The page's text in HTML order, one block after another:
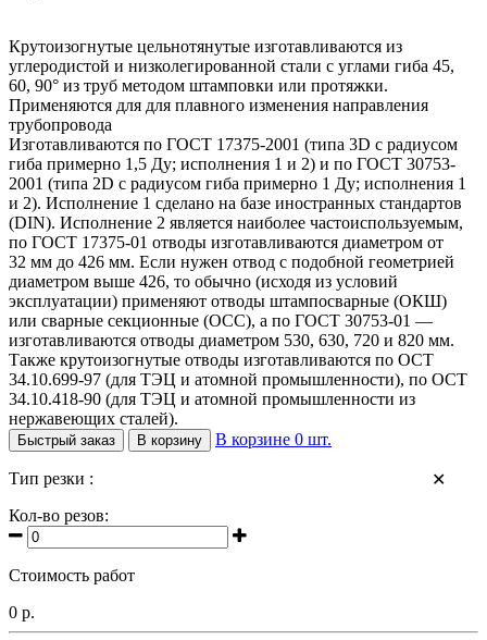
Крутоизогнутые цельнотянутые изготавливаются из
углеродистой и низколегированной стали с углами гиба 45,
60, 90° из труб методом штамповки или протяжки.
Применяются для для плавного изменения направления
трубопровода
Изготавливаются по ГОСТ 17375-2001 (типа 3D с радиусом
гиба примерно 1,5 Ду; исполнения 1 и 2) и по ГОСТ 30753-
2001 (типа 2D с радиусом гиба примерно 1 Ду; исполнения 1
и 2). Исполнение 1 сделано на базе иностранных стандартов
(DIN). Исполнение 2 является наиболее частоиспользуемым,
по ГОСТ 17375-01 отводы изготавливаются диаметром от
32 мм до 426 мм. Если нужен отвод с подобной геометрией
диаметром выше 426, то обычно (исходя из условий
эксплуатации) применяют отводы штампосварные (ОКШ)
или сварные секционные (ОСС), а по ГОСТ 30753-01 —
изготавливаются отводы диаметром 530, 630, 720 и 820 мм.
Также крутоизогнутые отводы изготавливаются по ОСТ
34.10.699-97 (для ТЭЦ и атомной промышленности), по ОСТ
34.10.418-90 (для ТЭЦ и атомной промышленности из
нержавеющих сталей).
Быстрый заказ В корзину В корзине 0 шт.
✕
Тип резки :
Кол-во резов:
Стоимость работ
0 р.